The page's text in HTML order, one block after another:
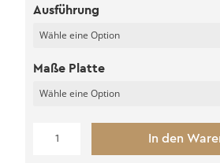
Ausführung
Maße Platte
Stütze
In den